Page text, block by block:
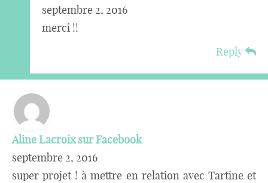
septembre 2, 2016
merci !!
Reply
Aline Lacroix sur Facebook
septembre 2, 2016
super projet ! à mettre en relation avec Tartine et